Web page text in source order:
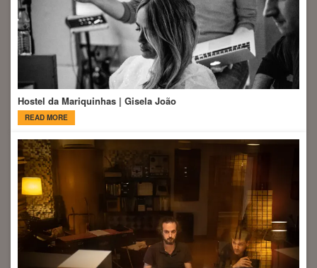
Hostel da Mariquinhas | Gisela João
READ MORE